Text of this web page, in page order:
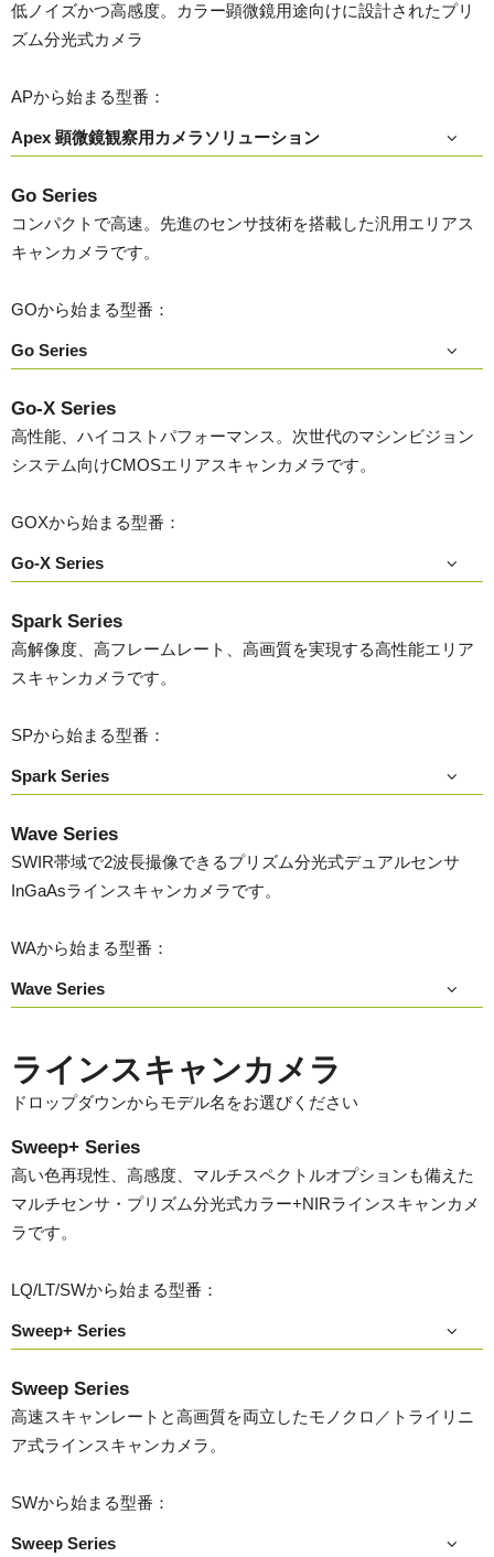
低ノイズかつ高感度。カラー顕微鏡用途向けに設計されたプリ
ズム分光式カメラ
APから始まる型番：
Apex 顕微鏡観察用カメラソリューション
Go Series
コンパクトで高速。先進のセンサ技術を搭載した汎用エリアス
キャンカメラです。
GOから始まる型番：
Go Series
Go-X Series
高性能、ハイコストパフォーマンス。次世代のマシンビジョン
システム向けCMOSエリアスキャンカメラです。
GOXから始まる型番：
Go-X Series
Spark Series
高解像度、高フレームレート、高画質を実現する高性能エリア
スキャンカメラです。
SPから始まる型番：
Spark Series
Wave Series
SWIR帯域で2波長撮像できるプリズム分光式デュアルセンサ
InGaAsラインスキャンカメラです。
WAから始まる型番：
Wave Series
ラインスキャンカメラ
ドロップダウンからモデル名をお選びください
Sweep+ Series
高い色再現性、高感度、マルチスペクトルオプションも備えた
マルチセンサ・プリズム分光式カラー+NIRラインスキャンカメ
ラです。
LQ/LT/SWから始まる型番：
Sweep+ Series
Sweep Series
高速スキャンレートと高画質を両立したモノクロ／トライリニ
ア式ラインスキャンカメラ。
SWから始まる型番：
Sweep Series